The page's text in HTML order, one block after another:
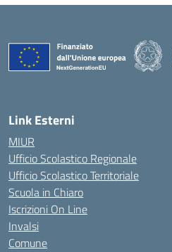
Link Esterni
MIUR
Ufficio Scolastico Regionale
Ufficio Scolastico Territoriale
Scuola in Chiaro
Iscrizioni On Line
Invalsi
Comune